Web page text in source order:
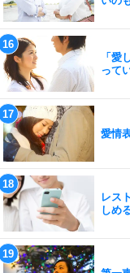
「愛
って
愛情
レス
しめ